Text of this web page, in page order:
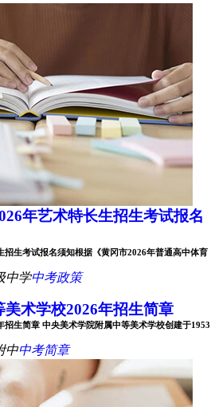
年艺术特长生招生考试报名
生考试报名须知根据《黄冈市2026年普通高中体育
中学中考政策
术学校2026年招生简章
生简章 中央美术学院附属中等美术学校创建于1953
中中考简章